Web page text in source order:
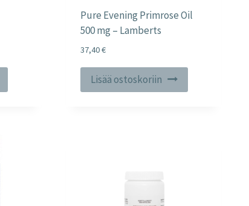
Pure Evening Primrose Oil
500 mg – Lamberts
37,40€
Lisää ostoskoriin